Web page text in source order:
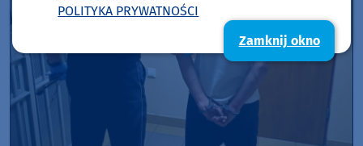
POLITYKA PRYWATNOŚCI
Zamknij okno